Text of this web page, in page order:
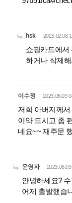
hsk 2023.02.08
쇼핑카드에서
하거나 삭제
이수정 2023.06.03
저희 아버지께
이약 드시고 좀
네요~~ 재주문
운영자
안녕하세요?
어제 출발했습